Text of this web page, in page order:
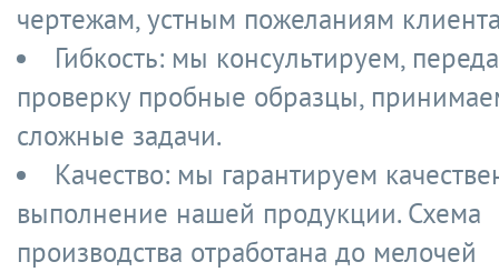
чертежам, устным пожеланиям
Гибкость: мы консультируем,
проверку пробные образцы,
сложные задачи.
Качество: мы гарантируем
выполнение нашей продукции. Схема
производства отработана до мелочей